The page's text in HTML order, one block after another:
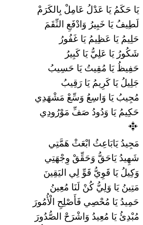
يَا حَكَمُ يَا عَدْلُ عَامِلْ بِالكَرَمْ
لَطِيفُ يَا خَبِيرُ وَادْفَعِ النِّقَمَ
حَلِيمُ يَا عَظِيمُ يَا غَفُورُ
شَكُورُ يَا عَلِيُّ يَا كَبِيرُ
حَفِيظُ يَا مُقِيتُ يَا حَسِيبُ
جَلِيلُ يَا كَرِيمُ يَا رَقِيبُ
مُجِيبُ يَا وَاسِعُ وَسِّعْ مَشْهَدِي
حَكِيمُ يَا وَدُودُ صَفِّ مَوْرُودِي
مَجِيدُ يَابَاعِثُ ابْعَثْ هَمَّتِي
شَهِيدُ يَاحَقُّ وَحَقِّقْ وِجْهَتِي
وَكِيلُ يَا قَوِيُّ قَوِّ لِي اليَقِينَ
مَتِينُ يَا وَلِيُّ كُنْ لَنَا مُعِينُ
حَمِيدُ يَا مُحْصِي فَأَصْلِحِ الْأُمُورَ
مُبْدِئُ يَا مُعِيدُ وَاشْرَحْ الصُّدُورَ